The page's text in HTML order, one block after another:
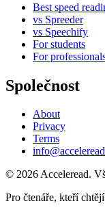
Best speed
vs Spreeder
vs Speechify
For students
For
Společnost
About
Privacy
Terms
© 2026 Acceleread.
Pro čtenáře, kteří